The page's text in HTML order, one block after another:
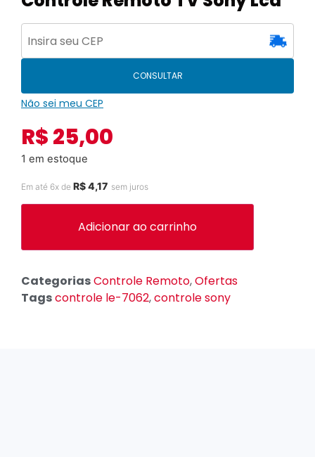
CONSULTAR
Não sei meu CEP
R$25,00
1 em estoque
Em até 6x de R$4,17 sem juros
Adicionar ao carrinho
CategoriasControle Remoto,Ofertas
Tagscontrole le-7062,controle sony